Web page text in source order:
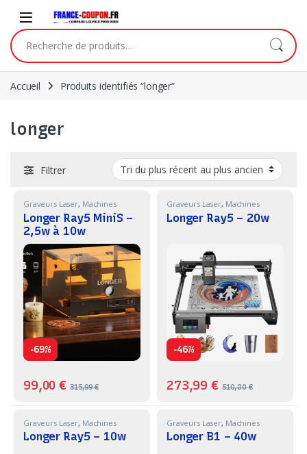
Recherche pour :
Accueil Produits identifiés “longer”
longer
Filtrer
Graveurs Laser, Machines
Longer Ray5 MiniS –
2,5w à 10w
-69%
99,00€ 315,99€
Graveurs Laser, Machines
Longer Ray5 – 20w
-46%
273,99€ 510,00€
Graveurs Laser, Machines
Longer Ray5 – 10w
Graveurs Laser, Machines
Longer B1 – 40w